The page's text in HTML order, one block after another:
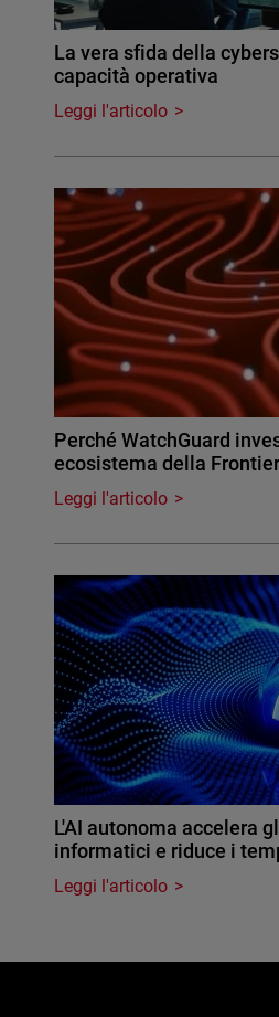
La vera sfida della
capacità operativa
Leggi l'articolo
Perché WatchGuard
ecosistema della
Leggi l'articolo
L'AI autonoma accelera
informatici e riduce i
Leggi l'articolo